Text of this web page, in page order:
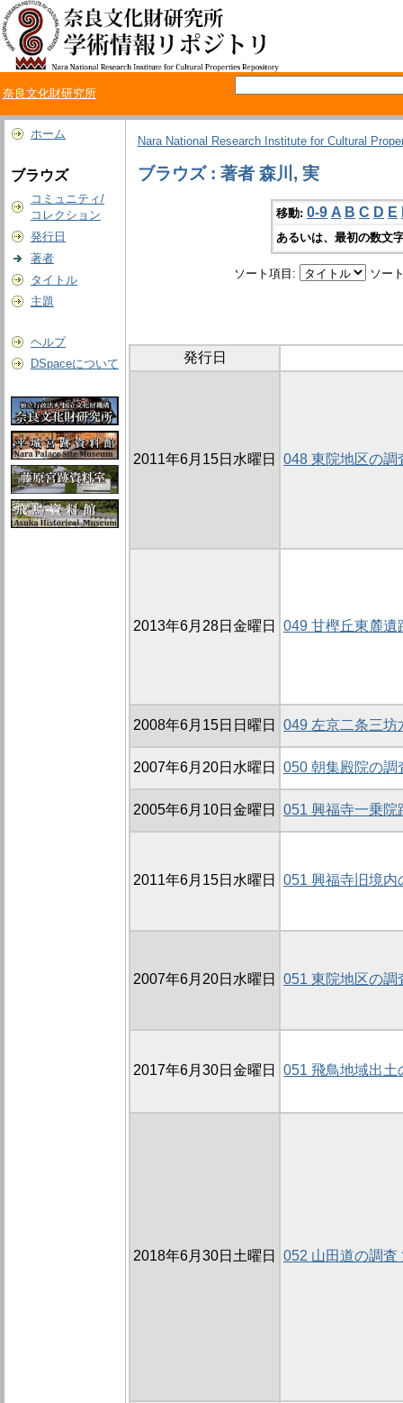
奈良文化財研究所
ホーム
ブラウズ
コミュニティ/
コレクション
発行日
著者
タイトル
主題
ヘルプ
DSpaceについて
Nara National Research Institute for Cultural
ブラウズ : 著者 森川, 実
移動: 0-9 A B C D E
あるいは、最初の数文
ソート項目: ソー
発行日
2011年6月15日水曜日 048 東院地区の調
2013年6月28日金曜日 049 甘樫丘東麓遺
2008年6月15日日曜日 049 左京二条三坊
2007年6月20日水曜日 050 朝集殿院の調
2005年6月10日金曜日 051 興福寺一乗院
2011年6月15日水曜日 051 興福寺旧境内
2007年6月20日水曜日 051 東院地区の調
2017年6月30日金曜日 051 飛鳥地域出土
2018年6月30日土曜日 052 山田道の調査